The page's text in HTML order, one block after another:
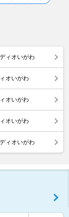
ィオいがわ
オいがわ
オいがわ
オいがわ
ィオいがわ